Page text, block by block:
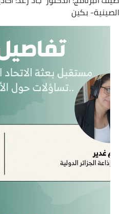
الصينية- بكين